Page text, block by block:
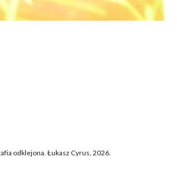
odklejona. Łukasz Cyrus, 2026.